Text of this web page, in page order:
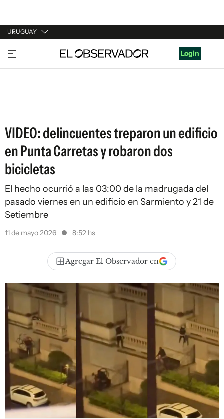
URUGUAY
URUGUAY
ARGENTINA
Login
VIDEO: delincuentes treparon un edificio
en Punta Carretas y robaron dos
bicicletas
El hecho ocurrió a las 03:00 de la madrugada del
pasado viernes en un edificio en Sarmiento y 21 de
Setiembre
11 de mayo 2026 8:52 hs
Agregar El Observador en